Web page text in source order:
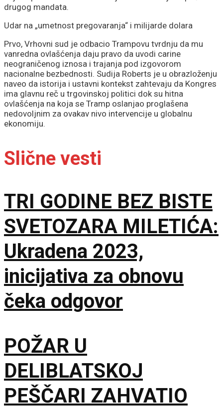
drugog mandata.
Udar na „umetnost pregovaranja“ i milijarde dolara
Prvo, Vrhovni sud je odbacio Trampovu tvrdnju da mu
vanredna ovlašćenja daju pravo da uvodi carine
neograničenog iznosa i trajanja pod izgovorom
nacionalne bezbednosti. Sudija Roberts je u obrazloženju
naveo da istorija i ustavni kontekst zahtevaju da Kongres
ima glavnu reč u trgovinskoj politici dok su hitna
ovlašćenja na koja se Tramp oslanjao proglašena
nedovoljnim za ovakav nivo intervencije u globalnu
ekonomiju.
Slične vesti
TRI GODINE BEZ BISTE
SVETOZARA MILETIĆA:
Ukradena 2023,
inicijativa za obnovu
čeka odgovor
POŽAR U
DELIBLATSKOJ
PEŠČARI ZAHVATIO